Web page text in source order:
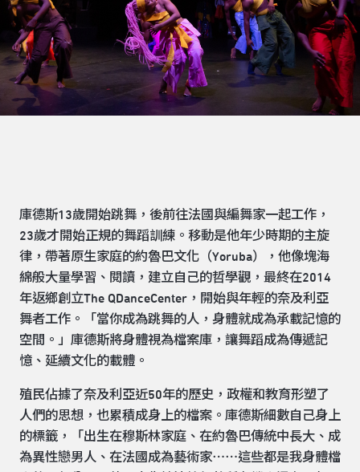
庫德斯13歲開始跳舞，後前往法國與編舞家一起工作，
23歲才開始正規的舞蹈訓練。移動是他年少時期的主旋
律，帶著原生家庭的約魯巴文化（Yoruba），他像塊海
綿般大量學習、閱讀，建立自己的哲學觀，最終在2014
年返鄉創立The QDanceCenter，開始與年輕的奈及利亞
舞者工作。「當你成為跳舞的人，身體就成為承載記憶的
空間。」庫德斯將身體視為檔案庫，讓舞蹈成為傳遞記
憶、延續文化的載體。
殖民佔據了奈及利亞近50年的歷史，政權和教育形塑了
人們的思想，也累積成身上的檔案。庫德斯細數自己身上
的標籤，「出生在穆斯林家庭、在約魯巴傳統中長大、成
為異性戀男人、在法國成為藝術家⋯⋯這些都是我身體檔